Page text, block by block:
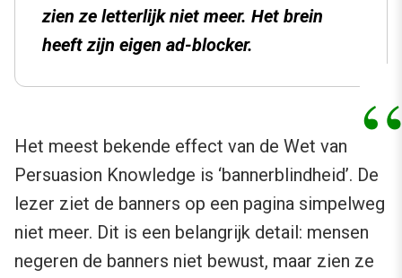
zien ze letterlijk niet meer. Het brein
heeft zijn eigen ad-blocker.
Het meest bekende effect van de Wet van
Persuasion Knowledge is ‘bannerblindheid’. De
lezer ziet de banners op een pagina simpelweg
niet meer. Dit is een belangrijk detail: mensen
negeren de banners niet bewust, maar zien ze